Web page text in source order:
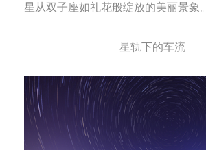
星从双子座如礼花般绽放的美丽景象。
星轨下的车流